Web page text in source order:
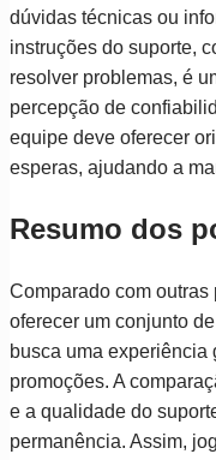
dúvidas técnicas ou
instruções do suporte,
resolver problemas, é
percepção de
equipe deve oferecer
esperas, ajudando a
Resumo dos
Comparado com
oferecer um conjunto
busca uma
promoções. A
e a qualidade do
permanência. Assim,